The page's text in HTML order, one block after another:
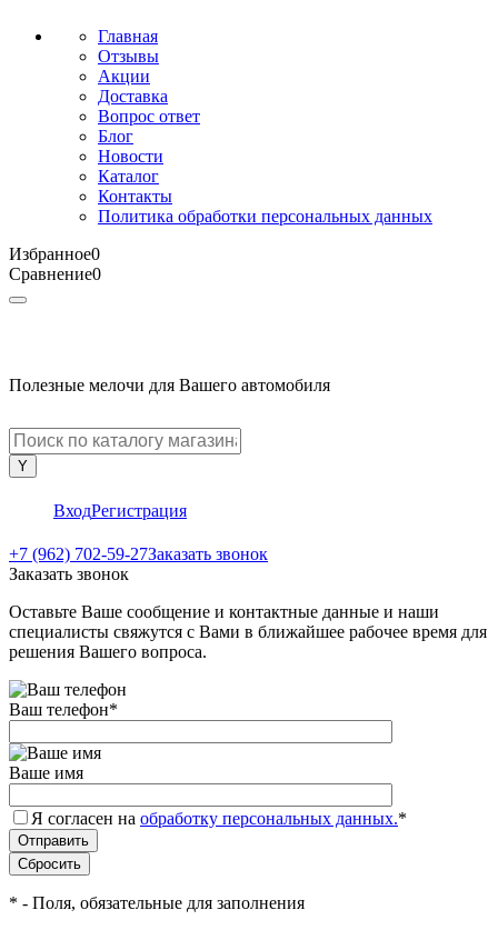
Главная
Отзывы
Акции
Доставка
Вопрос ответ
Блог
Новости
Каталог
Контакты
Политика обработки персональных данных
Избранное0
Сравнение0
Полезные мелочи для Вашего автомобиля
ВходРегистрация
+7 (962) 702-59-27Заказать звонок
Заказать звонок
Оставьте Ваше сообщение и контактные данные и наши
специалисты свяжутся с Вами в ближайшее рабочее время для
решения Вашего вопроса.
Ваш телефон*
Ваше имя
Я согласен на обработку персональных данных.*
* - Поля, обязательные для заполнения